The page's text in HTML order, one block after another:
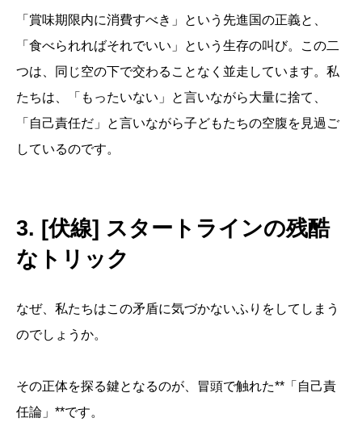
「賞味期限内に消費すべき」という先進国の正義と、
「食べられればそれでいい」という生存の叫び。この二
つは、同じ空の下で交わることなく並走しています。私
たちは、「もったいない」と言いながら大量に捨て、
「自己責任だ」と言いながら子どもたちの空腹を見過ご
しているのです。
3. [伏線] スタートラインの残酷
なトリック
なぜ、私たちはこの矛盾に気づかないふりをしてしまう
のでしょうか。
その正体を探る鍵となるのが、冒頭で触れた**「自己責
任論」**です。